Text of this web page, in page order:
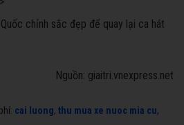
chỉnh sắc đẹp để quay lại ca hát
Nguồn: giaitri.vnexpress.net
cai luong, thu mua xe nuoc mia cu,